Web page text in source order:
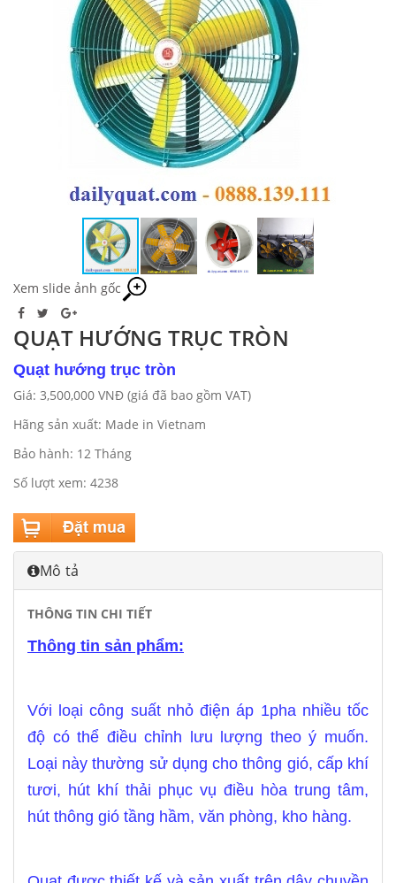
Xem slide ảnh gốc
QUẠT HƯỚNG TRỤC TRÒN
Quạt hướng trục tròn
Giá: 3,500,000 VNĐ (giá đã bao gồm VAT)
Hãng sản xuất: Made in Vietnam
Bảo hành: 12 Tháng
Số lượt xem: 4238
Mô tả
THÔNG TIN CHI TIẾT
Thông tin sản phẩm:
Với loại công suất nhỏ điện áp 1pha nhiều tốc
độ có thể điều chỉnh lưu lượng theo ý muốn.
Loại này thường sử dụng cho thông gió, cấp khí
tươi, hút khí thải phục vụ điều hòa trung tâm,
hút thông gió tầng hầm, văn phòng, kho hàng.